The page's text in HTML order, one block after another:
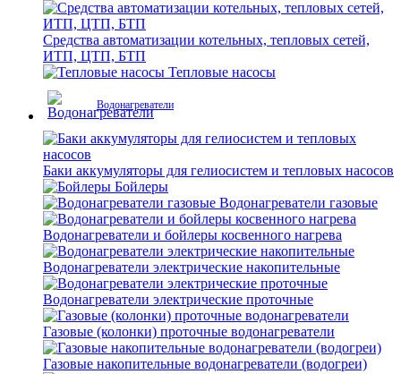
Средства автоматизации котельных, тепловых сетей,
ИТП, ЦТП, БТП
Тепловые насосы
Водонагреватели
Баки аккумуляторы для гелиосистем и тепловых насосов
Бойлеры
Водонагреватели газовые
Водонагреватели и бойлеры косвенного нагрева
Водонагреватели электрические накопительные
Водонагреватели электрические проточные
Газовые (колонки) проточные водонагреватели
Газовые накопительные водонагреватели (водогреи)